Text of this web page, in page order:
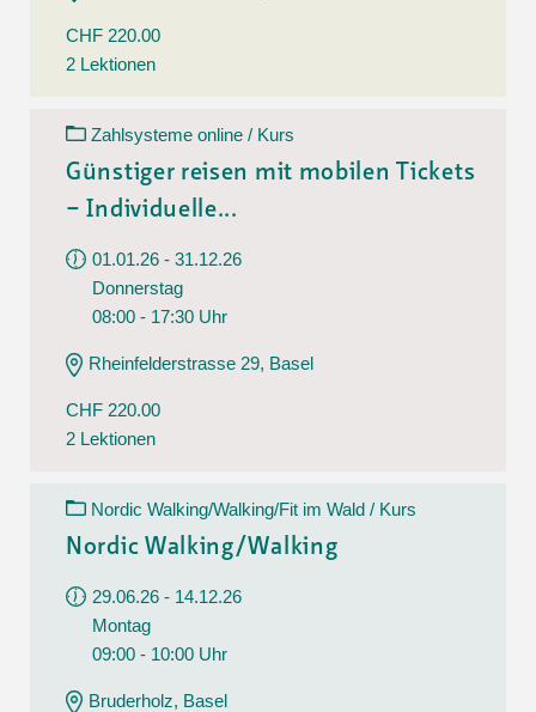
CHF 220.00
2 Lektionen
Zahlsysteme online / Kurs
Günstiger reisen mit mobilen Tickets
– Individuelle...
01.01.26 - 31.12.26
Donnerstag
08:00 - 17:30 Uhr
Rheinfelderstrasse 29, Basel
CHF 220.00
2 Lektionen
Nordic Walking/Walking/Fit im Wald / Kurs
Nordic Walking/Walking
29.06.26 - 14.12.26
Montag
09:00 - 10:00 Uhr
Bruderholz, Basel